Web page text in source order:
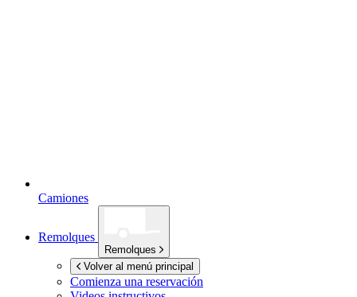
Camiones
Remolques
Remolques
Volver al menú principal
Comienza una reservación